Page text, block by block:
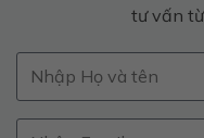
tư vấn